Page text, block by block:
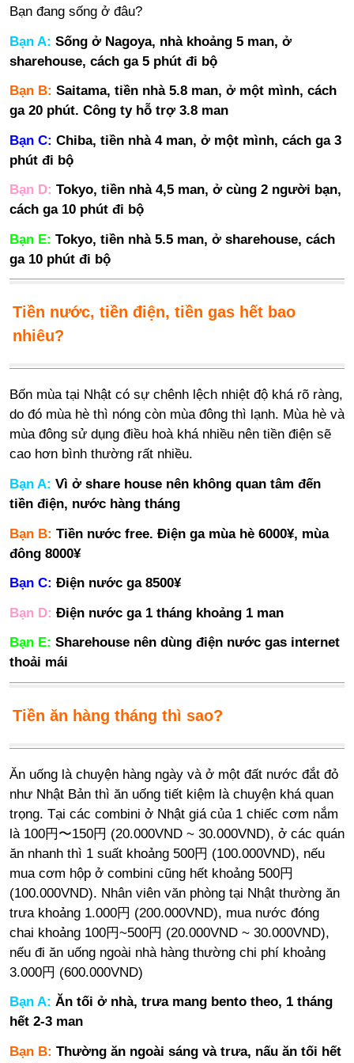
Bạn đang sống ở đâu?
Bạn A: Sống ở Nagoya, nhà khoảng 5 man, ở
sharehouse, cách ga 5 phút đi bộ
Bạn B: Saitama, tiền nhà 5.8 man, ở một mình, cách
ga 20 phút. Công ty hỗ trợ 3.8 man
Bạn C: Chiba, tiền nhà 4 man, ở một mình, cách ga 3
phút đi bộ
Bạn D: Tokyo, tiền nhà 4,5 man, ở cùng 2 người bạn,
cách ga 10 phút đi bộ
Bạn E: Tokyo, tiền nhà 5.5 man, ở sharehouse, cách
ga 10 phút đi bộ
Tiền nước, tiền điện, tiền gas hết bao
nhiêu?
Bốn mùa tại Nhật có sự chênh lệch nhiệt độ khá rõ ràng,
do đó mùa hè thì nóng còn mùa đông thì lạnh. Mùa hè và
mùa đông sử dụng điều hoà khá nhiều nên tiền điện sẽ
cao hơn bình thường rất nhiều.
Bạn A: Vì ở share house nên không quan tâm đến
tiền điện, nước hàng tháng
Bạn B: Tiền nước free. Điện ga mùa hè 6000¥, mùa
đông 8000¥
Bạn C: Điện nước ga 8500¥
Bạn D: Điện nước ga 1 tháng khoảng 1 man
Bạn E: Sharehouse nên dùng điện nước gas internet
thoải mái
Tiền ăn hàng tháng thì sao?
Ăn uống là chuyện hàng ngày và ở một đất nước đắt đỏ
như Nhật Bản thì ăn uống tiết kiệm là chuyện khá quan
trọng. Tại các combini ở Nhật giá của 1 chiếc cơm nắm
là 100円〜150円 (20.000VND ~ 30.000VND), ở các quán
ăn nhanh thì 1 suất khoảng 500円 (100.000VND), nếu
mua cơm hộp ở combini cũng hết khoảng 500円
(100.000VND). Nhân viên văn phòng tại Nhật thường ăn
trưa khoảng 1.000円 (200.000VND), mua nước đóng
chai khoảng 100円~500円 (20.000VND ~ 30.000VND),
nếu đi ăn uống ngoài nhà hàng thường chi phí khoảng
3.000円 (600.000VND)
Bạn A: Ăn tối ở nhà, trưa mang bento theo, 1 tháng
hết 2-3 man
Bạn B: Thường ăn ngoài sáng và trưa, nấu ăn tối hết